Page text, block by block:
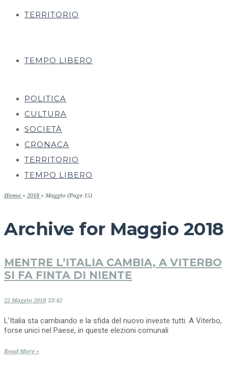
TERRITORIO
TEMPO LIBERO
POLITICA
CULTURA
SOCIETÀ
CRONACA
TERRITORIO
TEMPO LIBERO
Home » 2018 » Maggio (Page 15)
Archive for Maggio 2018
MENTRE L’ITALIA CAMBIA, A VITERBO
SI FA FINTA DI NIENTE
22 Maggio 2018 23:42
L’Italia sta cambiando e la sfida del nuovo investe tutti. A Viterbo,
forse unici nel Paese, in queste elezioni comunali
Read More »